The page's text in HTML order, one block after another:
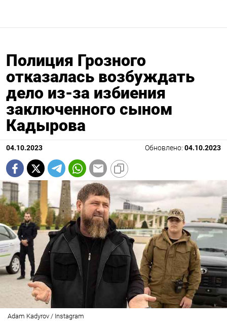
Полиция Грозного
отказалась возбуждать
дело из-за избиения
заключенного сыном
Кадырова
04.10.2023 Обновлено: 04.10.2023
Adam Kadyrov / Instagram